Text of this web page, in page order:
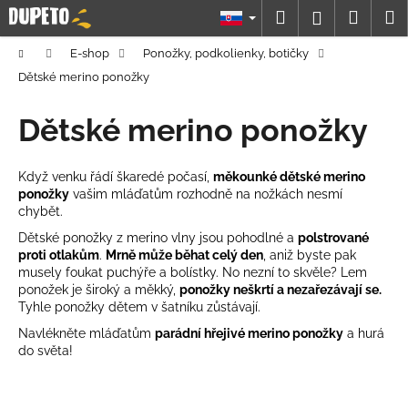
Prejsť
na
obsah
Hľadať
DomovE-shop
Ponožky, podkolienky, botičky
Dětské merino ponožky
Dětské merino ponožky
Když venku řádí škaredé počasí, měkounké dětské merino
ponožky vašim mláďatům rozhodně na nožkách nesmí
chybět.
Dětské ponožky z merino vlny jsou pohodlné a polstrované
proti otlakům. Mrně může běhat celý den , aniž byste pak
musely foukat puchýře a bolístky. No nezní to skvěle? Lem
ponožek je široký a měkký, ponožky neškrtí a nezařezávají se.
Tyhle ponožky dětem v šatníku zůstávají.
Navlékněte mláďatům parádní hřejivé merino ponožky a hurá
do světa!
K
o
o
p
o
t
r
e
b
u
j
e
t